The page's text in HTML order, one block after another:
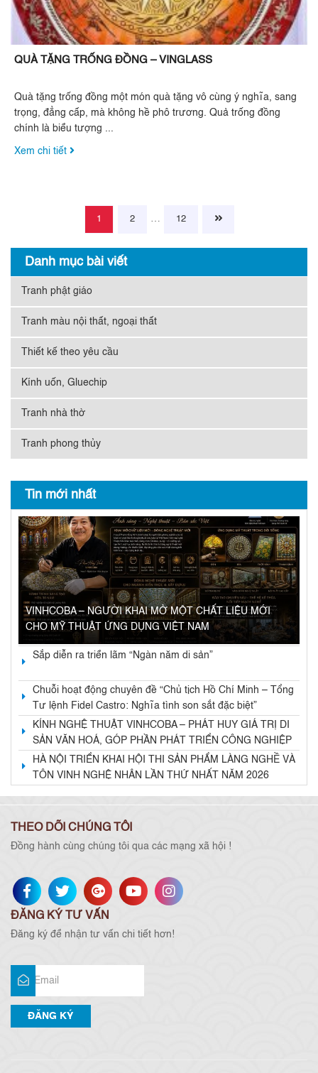
QUÀ TẶNG TRỐNG ĐỒNG – VINGLASS
Quà tặng trống đồng một món quà tặng vô cùng ý nghĩa, sang
trọng, đẳng cấp, mà không hề phô trương. Quả trống đồng
chính là biểu tượng ...
Xem chi tiết
Điều
hướng
bài
viết
1 2 … 12
Danh mục bài viết
Tranh phật giáo
Tranh màu nội thất, ngoại thất
Thiết kế theo yêu cầu
Kính uốn, Gluechip
Tranh nhà thờ
Tranh phong thủy
Tin mới nhất
VINHCOBA – NGƯỜI KHAI MỞ MỘT CHẤT LIỆU MỚI
CHO MỸ THUẬT ỨNG DỤNG VIỆT NAM
Sắp diễn ra triển lãm “Ngàn năm di sản”
Chuỗi hoạt động chuyên đề “Chủ tịch Hồ Chí Minh – Tổng
Tư lệnh Fidel Castro: Nghĩa tình son sắt đặc biệt”
KÍNH NGHỆ THUẬT VINHCOBA – PHÁT HUY GIÁ TRỊ DI
SẢN VĂN HOÁ, GÓP PHẦN PHÁT TRIỂN CÔNG NGHIỆP
VĂN HOÁ VÀ KINH TẾ DI SẢN
HÀ NỘI TRIỂN KHAI HỘI THI SẢN PHẨM LÀNG NGHỀ VÀ
TÔN VINH NGHỆ NHÂN LẦN THỨ NHẤT NĂM 2026
THEO DÕI CHÚNG TÔI
Đồng hành cùng chúng tôi qua các mạng xã hội !
ĐĂNG KÝ TƯ VẤN
Đăng ký để nhận tư vấn chi tiết hơn!